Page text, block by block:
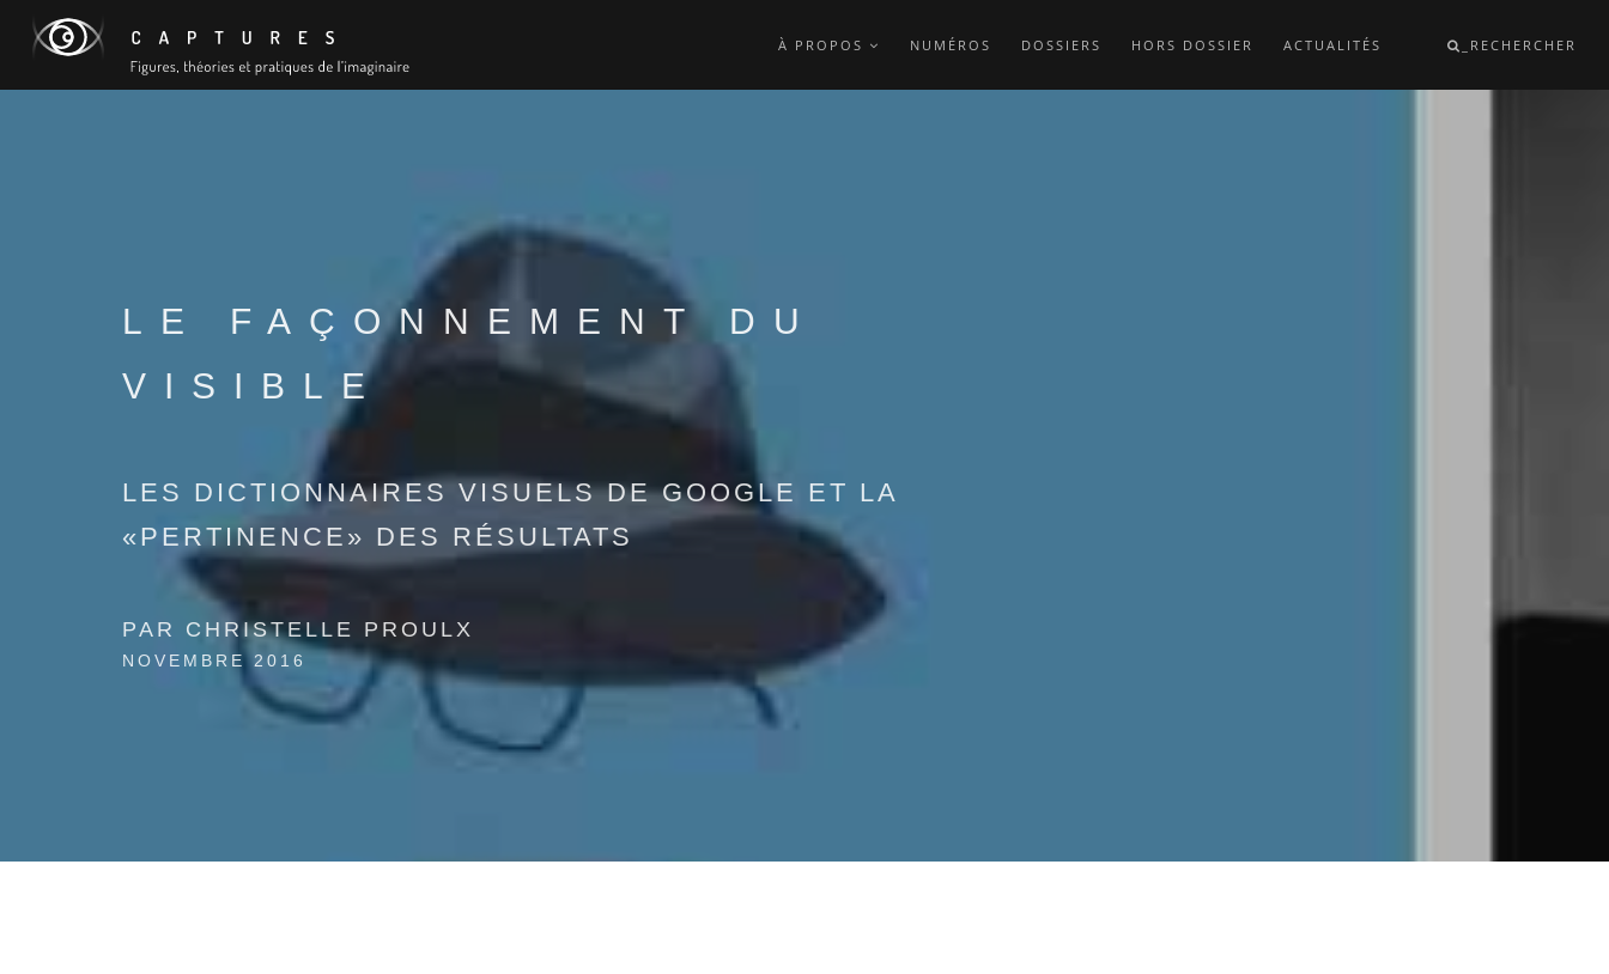
À PROPOS NUMÉROS DOSSIERS HORS DOSSIER ACTUALITÉS _RECHERCHER
LE FAÇONNEMENT DU
VISIBLE
LES DICTIONNAIRES VISUELS DE GOOGLE ET LA
«PERTINENCE» DES RÉSULTATS
PAR CHRISTELLE PROULX
NOVEMBRE 2016